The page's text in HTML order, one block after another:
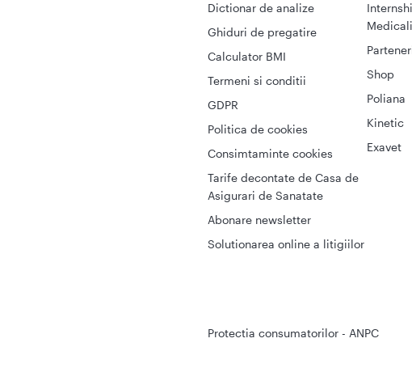
Dictionar de analize
Ghiduri de pregatire
Calculator BMI
Termeni si conditii
GDPR
Politica de cookies
Consimtaminte cookies
Tarife decontate de Casa de
Asigurari de Sanatate
Abonare newsletter
Solutionarea online a litigiilor
Medicali
Shop
Poliana
Kinetic
Exavet
Protectia consumatorilor - ANPC